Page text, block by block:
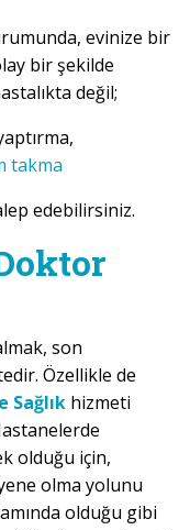
evinize bir
bir şekilde
değil;
takma
edebilirsiniz.
son
Özellikle de
Sağlık hizmeti
olduğu için,
olma yolunu
olduğu gibi